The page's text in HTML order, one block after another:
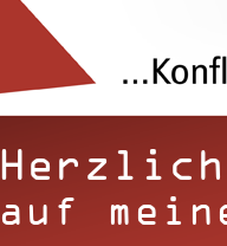
Herzlich
auf